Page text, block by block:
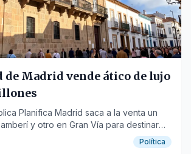
de Madrid vende ático de lujo
Planifica Madrid saca a la venta un
y otro en Gran Vía para destinar
Política